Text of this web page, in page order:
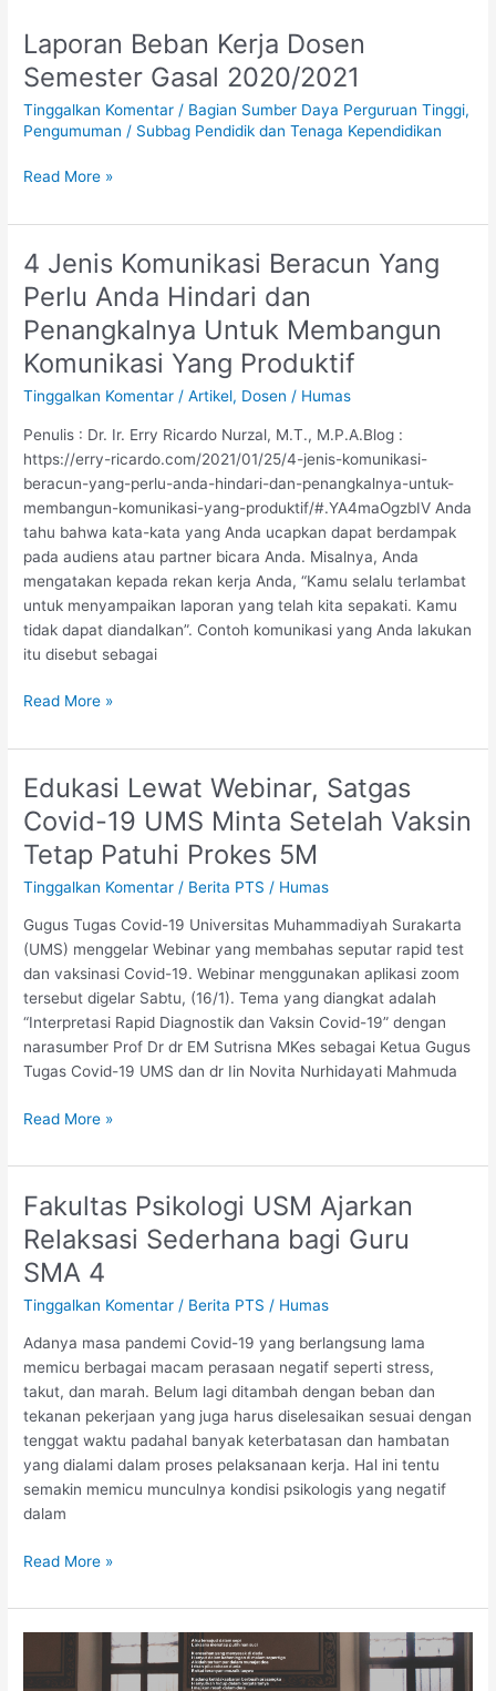
Laporan Beban Kerja Dosen
Semester Gasal 2020/2021
Tinggalkan Komentar / Bagian Sumber Daya Perguruan Tinggi,
Pengumuman / Subbag Pendidik dan Tenaga Kependidikan
Laporan
Beban
Kerja
Dosen
Semester
2020/2021
Read More »
4 Jenis Komunikasi Beracun Yang
Perlu Anda Hindari dan
Penangkalnya Untuk Membangun
Komunikasi Yang Produktif
Tinggalkan Komentar /Artikel, Dosen / Humas
Penulis : Dr. Ir. Erry Ricardo Nurzal, M.T., M.P.A.Blog :
https://erry-ricardo.com/2021/01/25/4-jenis-komunikasi-
beracun-yang-perlu-anda-hindari-dan-penangkalnya-untuk-
membangun-komunikasi-yang-produktif/#.YA4maOgzbIV Anda
tahu bahwa kata-kata yang Anda ucapkan dapat berdampak
pada audiens atau partner bicara Anda. Misalnya, Anda
mengatakan kepada rekan kerja Anda, “Kamu selalu terlambat
untuk menyampaikan laporan yang telah kita sepakati. Kamu
tidak dapat diandalkan”. Contoh komunikasi yang Anda lakukan
itu disebut sebagai
4
Jenis
Komunikasi
Beracun
Yang
Anda
Hindari
dan
Penangkalnya
Untuk
Membangun
Komunikasi
Yang
Produktif
Read More »
Edukasi Lewat Webinar, Satgas
Covid-19 UMS Minta Setelah Vaksin
Tetap Patuhi Prokes 5M
Tinggalkan Komentar / Berita PTS / Humas
Gugus Tugas Covid-19 Universitas Muhammadiyah Surakarta
(UMS) menggelar Webinar yang membahas seputar rapid test
dan vaksinasi Covid-19. Webinar menggunakan aplikasi zoom
tersebut digelar Sabtu, (16/1). Tema yang diangkat adalah
“Interpretasi Rapid Diagnostik dan Vaksin Covid-19” dengan
narasumber Prof Dr dr EM Sutrisna MKes sebagai Ketua Gugus
Tugas Covid-19 UMS dan dr Iin Novita Nurhidayati Mahmuda
Edukasi
Lewat
Webinar,
Satgas
Covid-
UMS
Minta
Setelah
Vaksin
Tetap
Patuhi
Prokes
Read More »
Fakultas Psikologi USM Ajarkan
Relaksasi Sederhana bagi Guru
SMA 4
Tinggalkan Komentar / Berita PTS / Humas
Adanya masa pandemi Covid-19 yang berlangsung lama
memicu berbagai macam perasaan negatif seperti stress,
takut, dan marah. Belum lagi ditambah dengan beban dan
tekanan pekerjaan yang juga harus diselesaikan sesuai dengan
tenggat waktu padahal banyak keterbatasan dan hambatan
yang dialami dalam proses pelaksanaan kerja. Hal ini tentu
semakin memicu munculnya kondisi psikologis yang negatif
dalam
Fakultas
Psikologi
USM
Ajarkan
Relaksasi
bagi
Guru
SMA
4
Read More »